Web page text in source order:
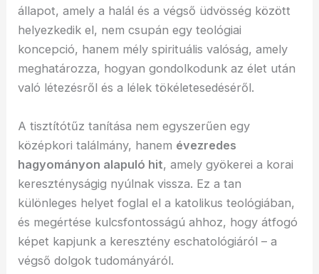
állapot, amely a halál és a végső üdvösség között
helyezkedik el, nem csupán egy teológiai
koncepció, hanem mély spirituális valóság, amely
meghatározza, hogyan gondolkodunk az élet után
való létezésről és a lélek tökéletesedéséről.
A tisztítótűz tanítása nem egyszerűen egy
középkori találmány, hanem évezredes
hagyományon alapuló hit, amely gyökerei a korai
keresztényságig nyúlnak vissza. Ez a tan
különleges helyet foglal el a katolikus teológiában,
és megértése kulcsfontosságú ahhoz, hogy átfogó
képet kapjunk a keresztény eschatológiáról – a
végső dolgok tudományáról.